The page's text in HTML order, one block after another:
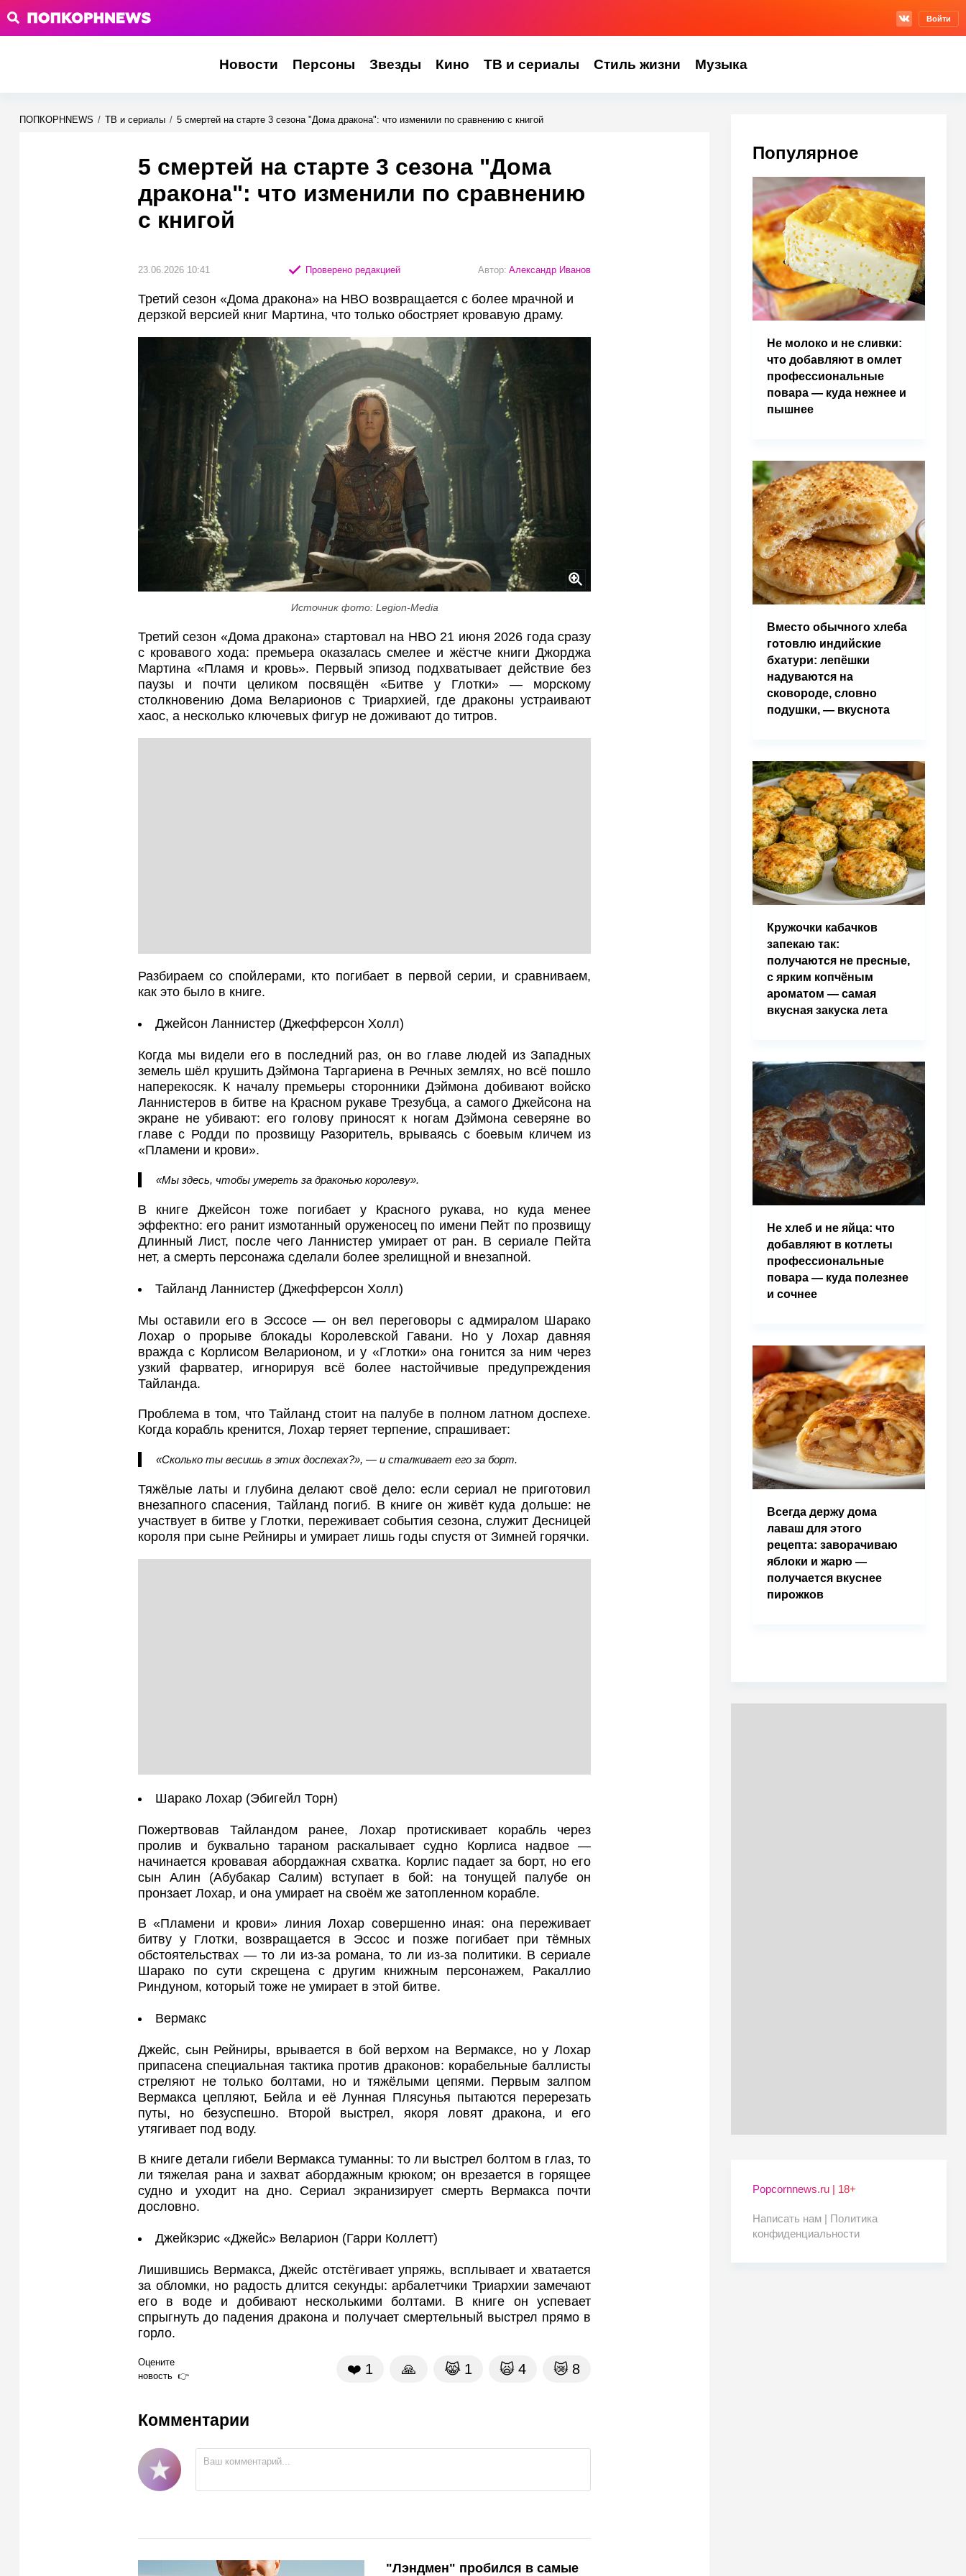
Войти
Новости Персоны Звезды Кино ТВ и сериалы Стиль жизни Музыка
ПОПКОРНNEWS / ТВ и сериалы / 5 смертей на старте 3 сезона "Дома дракона": что изменили по сравнению с книгой
5 смертей на старте 3 сезона "Дома
дракона": что изменили по сравнению
с книгой
23.06.2026 10:41 Проверено редакцией Автор: Александр Иванов
Третий сезон «Дома дракона» на HBO возвращается с более мрачной и
дерзкой версией книг Мартина, что только обостряет кровавую драму.
Источник фото: Legion-Media
Третий сезон «Дома дракона» стартовал на HBO 21 июня 2026 года сразу
с кровавого хода: премьера оказалась смелее и жёстче книги Джорджа
Мартина «Пламя и кровь». Первый эпизод подхватывает действие без
паузы и почти целиком посвящён «Битве у Глотки» — морскому
столкновению Дома Веларионов с Триархией, где драконы устраивают
хаос, а несколько ключевых фигур не доживают до титров.
Разбираем со спойлерами, кто погибает в первой серии, и сравниваем,
как это было в книге.
Джейсон Ланнистер (Джефферсон Холл)
Когда мы видели его в последний раз, он во главе людей из Западных
земель шёл крушить Дэймона Таргариена в Речных землях, но всё пошло
наперекосяк. К началу премьеры сторонники Дэймона добивают войско
Ланнистеров в битве на Красном рукаве Трезубца, а самого Джейсона на
экране не убивают: его голову приносят к ногам Дэймона северяне во
главе с Родди по прозвищу Разоритель, врываясь с боевым кличем из
«Пламени и крови».
«Мы здесь, чтобы умереть за драконью королеву».
В книге Джейсон тоже погибает у Красного рукава, но куда менее
эффектно: его ранит измотанный оруженосец по имени Пейт по прозвищу
Длинный Лист, после чего Ланнистер умирает от ран. В сериале Пейта
нет, а смерть персонажа сделали более зрелищной и внезапной.
Тайланд Ланнистер (Джефферсон Холл)
Мы оставили его в Эссосе — он вел переговоры с адмиралом Шарако
Лохар о прорыве блокады Королевской Гавани. Но у Лохар давняя
вражда с Корлисом Веларионом, и у «Глотки» она гонится за ним через
узкий фарватер, игнорируя всё более настойчивые предупреждения
Тайланда.
Проблема в том, что Тайланд стоит на палубе в полном латном доспехе.
Когда корабль кренится, Лохар теряет терпение, спрашивает:
«Сколько ты весишь в этих доспехах?», — и сталкивает его за борт.
Тяжёлые латы и глубина делают своё дело: если сериал не приготовил
внезапного спасения, Тайланд погиб. В книге он живёт куда дольше: не
участвует в битве у Глотки, переживает события сезона, служит Десницей
короля при сыне Рейниры и умирает лишь годы спустя от Зимней горячки.
Шарако Лохар (Эбигейл Торн)
Пожертвовав Тайландом ранее, Лохар протискивает корабль через
пролив и буквально тараном раскалывает судно Корлиса надвое —
начинается кровавая абордажная схватка. Корлис падает за борт, но его
сын Алин (Абубакар Салим) вступает в бой: на тонущей палубе он
пронзает Лохар, и она умирает на своём же затопленном корабле.
В «Пламени и крови» линия Лохар совершенно иная: она переживает
битву у Глотки, возвращается в Эссос и позже погибает при тёмных
обстоятельствах — то ли из‑за романа, то ли из‑за политики. В сериале
Шарако по сути скрещена с другим книжным персонажем, Ракаллио
Риндуном, который тоже не умирает в этой битве.
Вермакс
Джейс, сын Рейниры, врывается в бой верхом на Вермаксе, но у Лохар
припасена специальная тактика против драконов: корабельные баллисты
стреляют не только болтами, но и тяжёлыми цепями. Первым залпом
Вермакса цепляют, Бейла и её Лунная Плясунья пытаются перерезать
путы, но безуспешно. Второй выстрел, якоря ловят дракона, и его
утягивает под воду.
В книге детали гибели Вермакса туманны: то ли выстрел болтом в глаз, то
ли тяжелая рана и захват абордажным крюком; он врезается в горящее
судно и уходит на дно. Сериал экранизирует смерть Вермакса почти
дословно.
Джейкэрис «Джейс» Веларион (Гарри Коллетт)
Лишившись Вермакса, Джейс отстёгивает упряжь, всплывает и хватается
за обломки, но радость длится секунды: арбалетчики Триархии замечают
его в воде и добивают несколькими болтами. В книге он успевает
спрыгнуть до падения дракона и получает смертельный выстрел прямо в
горло.
Оцените
новость
❤️ 1 🙏 😹 1 🙀 4 😿 8
Комментарии
"Лэндмен" пробился в самые
Популярное
Не молоко и не сливки:
что добавляют в омлет
профессиональные
повара — куда нежнее и
пышнее
Вместо обычного хлеба
готовлю индийские
бхатури: лепёшки
надуваются на
сковороде, словно
подушки, — вкуснота
Кружочки кабачков
запекаю так:
получаются не пресные,
с ярким копчёным
ароматом — самая
вкусная закуска лета
Не хлеб и не яйца: что
добавляют в котлеты
профессиональные
повара — куда полезнее
и сочнее
Всегда держу дома
лаваш для этого
рецепта: заворачиваю
яблоки и жарю —
получается вкуснее
пирожков
Popcornnews.ru | 18+
Написать нам | Политика
конфиденциальности